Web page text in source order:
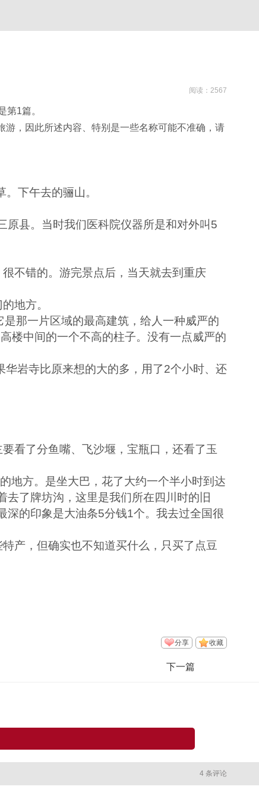
阅读：2567
第1篇。
，因此所述内容、特别是一些名称可能不准确，请
下午去的骊山。
原县。当时我们医科院仪器所是和对外叫 5
不错的。游完景点后，当天就去到重庆
地方。
那一片区域的最高建筑，给人一种威严的
楼中间的一个不高的柱子。没有一点威严的
岩寺比原来想的大的多，用了2个小时、还
看了分鱼嘴、飞沙堰，宝瓶口，还看了玉
地方。是坐大巴，花了大约一个半小时到达
去了牌坊沟，这里是我们所在四川时的旧
深的印象是大油条5分钱1个。我去过全国很
产，但确实也不知道买什么，只买了点豆
收藏
分享
下一篇
4 条评论